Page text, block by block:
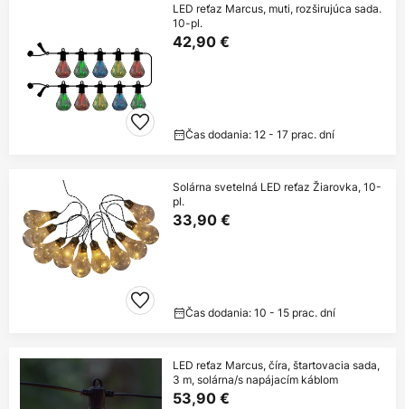
LED reťaz Marcus, muti, rozširujúca sada.
10-pl.
42,90 €
Čas dodania: 12 - 17 prac. dní
Solárna svetelná LED reťaz Žiarovka, 10-
pl.
33,90 €
Čas dodania: 10 - 15 prac. dní
LED reťaz Marcus, číra, štartovacia sada,
3 m, solárna/s napájacím káblom
53,90 €